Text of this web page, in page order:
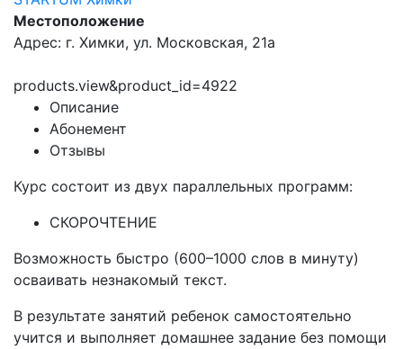
Местоположение
Адрес: г. Химки, ул. Московская, 21а
products.view&product_id=4922
Описание
Абонемент
Отзывы
Курс состоит из двух параллельных программ:
СКОРОЧТЕНИЕ
Возможность быстро (600–1000 слов в минуту)
осваивать незнакомый текст.
В результате занятий ребенок самостоятельно
учится и выполняет домашнее задание без помощи